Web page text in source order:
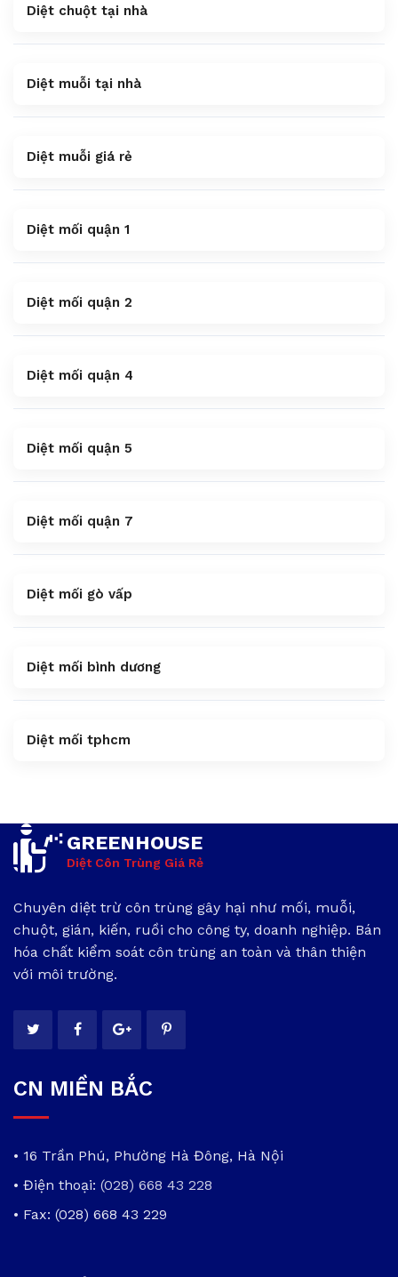
Diệt chuột tại nhà
Diệt muỗi tại nhà
Diệt muỗi giá rẻ
Diệt mối quận 1
Diệt mối quận 2
Diệt mối quận 4
Diệt mối quận 5
Diệt mối quận 7
Diệt mối gò vấp
Diệt mối bình dương
Diệt mối tphcm
GREENHOUSE
Diệt Côn Trùng Giá Rẻ
Chuyên diệt trừ côn trùng gây hại như mối, muỗi,
chuột, gián, kiến, ruồi cho công ty, doanh nghiệp. Bán
hóa chất kiểm soát côn trùng an toàn và thân thiện
với môi trường.
CN MIỀN BẮC
• 16 Trần Phú, Phường Hà Đông, Hà Nội
• Điện thoại: (028) 668 43 228
• Fax: (028) 668 43 229